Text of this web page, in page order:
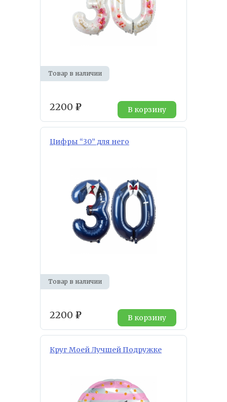
Товар в наличии
2200 ₽ В корзину
Цифры “30” для него
Товар в наличии
2200 ₽ В корзину
Круг Моей Лучшей Подружке